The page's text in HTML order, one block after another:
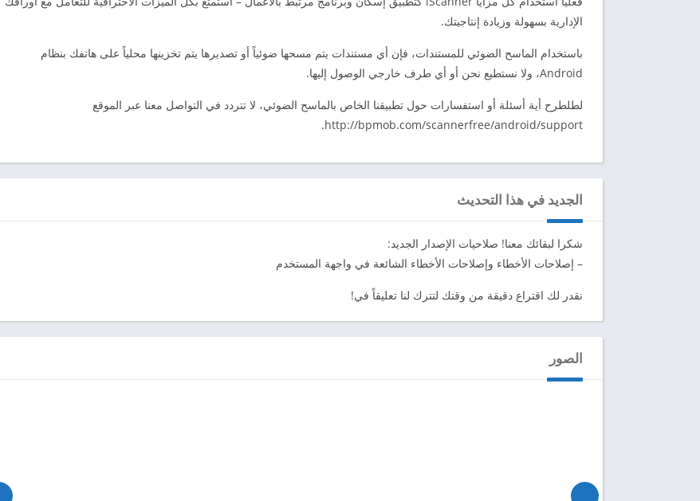
الإدارية بسهولة وزيادة إنتاجيتك.
باستخدام الماسح الضوئي للمستندات، فإن أي مستندات يتم مسحها ضوئياً أو تصديرها يتم تخزينها محلياً على هاتفك بنظام
Android، ولا نستطيع نحن أو أي طرف خارجي الوصول إليها.
لطلطرح أية أسئلة أو استفسارات حول تطبيقنا الخاص بالماسح الضوئي، لا تتردد في التواصل معنا عبر الموقع
http://bpmob.com/scannerfree/android/support.
الجديد في هذا التحديث
شكرا لبقائك معنا! صلاحيات الإصدار الجديد:
– إصلاحات الأخطاء وإصلاحات الأخطاء الشائعة في واجهة المستخدم
نقدر لك اقتراع دقيقة من وقتك لتترك لنا تعليقاً في!
الصور